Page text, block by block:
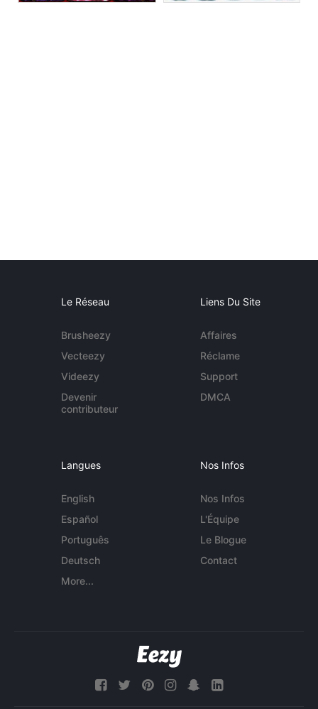
Le Réseau
Brusheezy
Vecteezy
Videezy
Devenir
contributeur
Liens Du Site
Affaires
Réclame
Support
DMCA
Langues
English
Español
Português
Deutsch
More...
Nos Infos
Nos Infos
L'Équipe
Le Blogue
Contact